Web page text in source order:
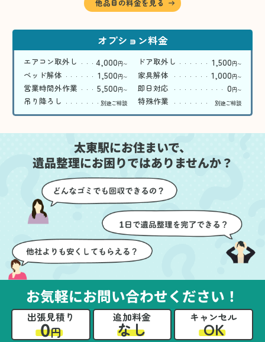
他品目の料金を見る
オプション料金
エアコン取外し 4,000円〜 ドア取外し 1,500円〜
ベッド解体 1,500円〜 家具解体 1,000円〜
営業時間外作業 5,500円〜 即日対応 0円〜
吊り降ろし 別途ご相談 特殊作業 別途ご相談
太東駅にお住まいで、
遺品整理にお困りではありませんか？
お気軽にお問い合わせください！
出張見積り
0円
追加料金
なし
キャンセル
OK